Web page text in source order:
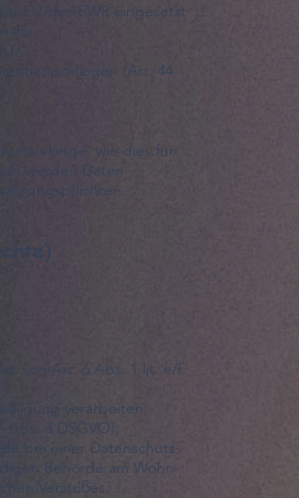
EU/des EWR eingesetzt
vorliegen (Art. 44
so lange, wie dies für
werden Daten
von Art. 6 Abs. 1 lit. e/f
verarbeiten,
3 DSGVO).
bei einer Datenschutz-
Behörde am Wohn-
Verstoßes.